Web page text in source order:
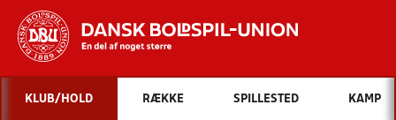
Hvad vil du søge efter?
KLUB/HOLD RÆKKE SPILLESTED KAMP